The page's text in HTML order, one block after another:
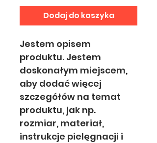
Dodaj do koszyka
Jestem opisem
produktu. Jestem
doskonałym miejscem,
aby dodać więcej
szczegółów na temat
produktu, jak np.
rozmiar, materiał,
instrukcje pielęgnacji i